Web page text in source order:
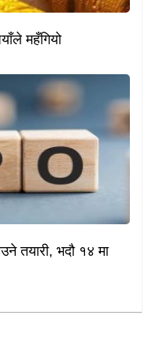
महँगियो
तयारी, भदौ १४ मा